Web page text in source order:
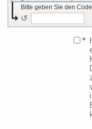
Bitte geben Sie den
↺
*